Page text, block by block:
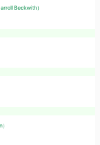
Beckwith）